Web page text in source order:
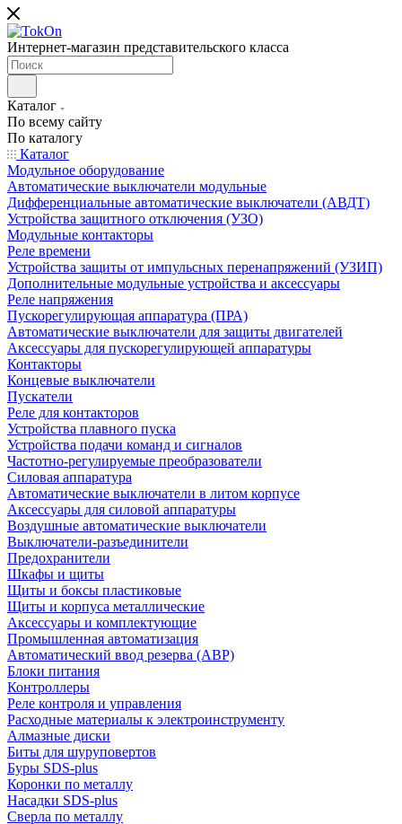
Интернет-магазин представительского класса
Каталог
По всему сайту
По каталогу
Каталог
Модульное оборудование
Автоматические выключатели модульные
Дифференциальные автоматические выключатели (АВДТ)
Устройства защитного отключения (УЗО)
Модульные контакторы
Реле времени
Устройства защиты от импульсных перенапряжений (УЗИП)
Дополнительные модульные устройства и аксессуары
Реле напряжения
Пускорегулирующая аппаратура (ПРА)
Автоматические выключатели для защиты двигателей
Аксессуары для пускорегулирующей аппаратуры
Контакторы
Концевые выключатели
Пускатели
Реле для контакторов
Устройства плавного пуска
Устройства подачи команд и сигналов
Частотно-регулируемые преобразователи
Силовая аппаратура
Автоматические выключатели в литом корпусе
Аксессуары для силовой аппаратуры
Воздушные автоматические выключатели
Выключатели-разъединители
Предохранители
Шкафы и щиты
Щиты и боксы пластиковые
Щиты и корпуса металлические
Аксессуары и комплектующие
Промышленная автоматизация
Автоматический ввод резерва (АВР)
Блоки питания
Контроллеры
Реле контроля и управления
Расходные материалы к электроинструменту
Алмазные диски
Биты для шуруповертов
Буры SDS-plus
Коронки по металлу
Насадки SDS-plus
Сверла по металлу